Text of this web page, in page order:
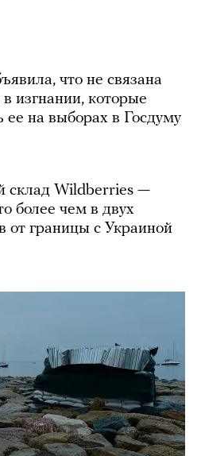
что не связана
изгнании, которые
на выборах в Госдуму
склад Wildberries —
более чем в двух
от границы с Украиной